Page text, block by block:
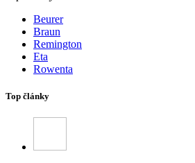
Beurer
Braun
Remington
Eta
Rowenta
Top články